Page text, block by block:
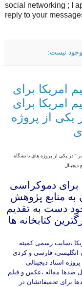
social networking ; I
reply to your
نیست:
امریکا برای
امریکا برای
از پروژه
" در يكى از پروژه های دانشگاه
برای دموکراسی
منابع پژوهش
دست به تقدیم
کتابخانه ها
،سایت رسمی کمیته
انگليسى، فارسى و كردى
اسناد ديجيتالى
صدها مقاله ،عکس و فیلم
برای تحقیقاتشان در